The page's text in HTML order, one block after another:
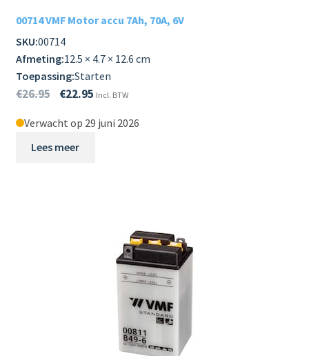
00714 VMF Motor accu 7Ah, 70A, 6V
SKU:00714
Afmeting:12.5 × 4.7 × 12.6 cm
Toepassing:Starten
€26.95 €22.95 Incl. BTW
Verwacht op 29 juni 2026
Lees meer